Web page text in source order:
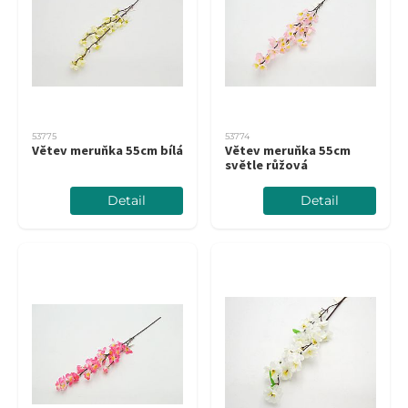
53775
Větev meruňka 55cm bílá
Detail
53774
Větev meruňka 55cm
světle růžová
Detail